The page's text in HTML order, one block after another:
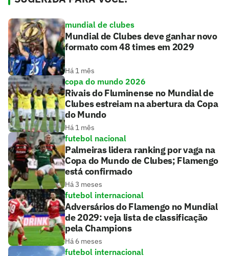
mundial de clubes
Mundial de Clubes deve ganhar novo
formato com 48 times em 2029
Há 1 mês
copa do mundo 2026
Rivais do Fluminense no Mundial de
Clubes estreiam na abertura da Copa
do Mundo
Há 1 mês
futebol nacional
Palmeiras lidera ranking por vaga na
Copa do Mundo de Clubes; Flamengo
está confirmado
Há 3 meses
futebol internacional
Adversários do Flamengo no Mundial
de 2029: veja lista de classificação
pela Champions
Há 6 meses
futebol internacional